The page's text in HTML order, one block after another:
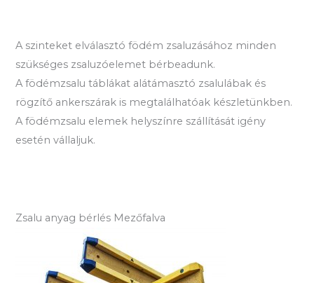
A szinteket elválasztó födém zsaluzásához minden
szükséges zsaluzóelemet bérbeadunk.
A födémzsalu táblákat alátámasztó zsalulábak és
rögzítő ankerszárak is megtalálhatóak készletünkben.
A födémzsalu elemek helyszínre szállítását igény
esetén vállaljuk.
Zsalu anyag bérlés Mezőfalva